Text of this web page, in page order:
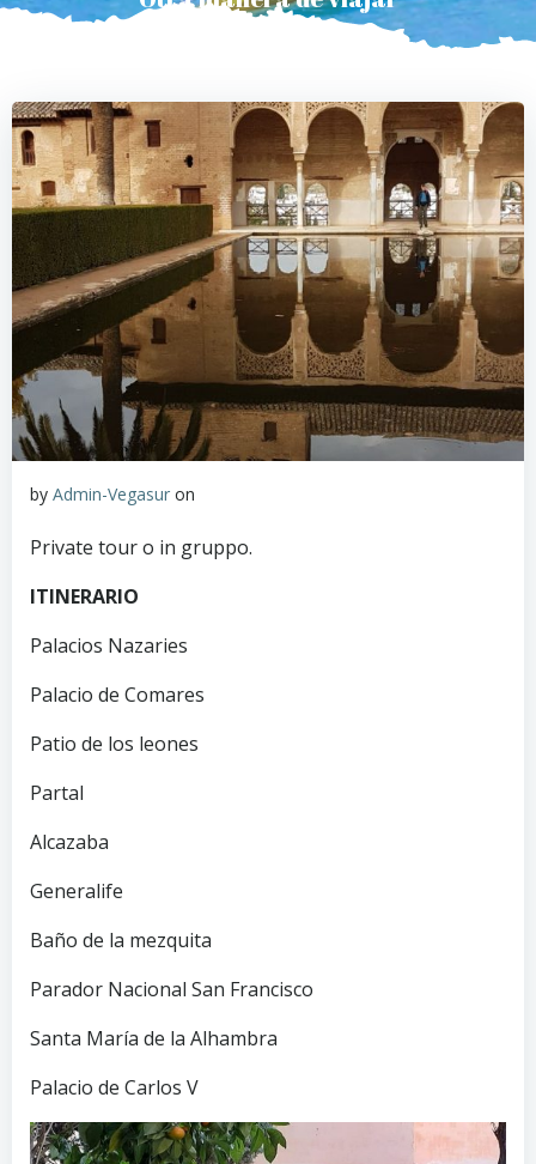
by Admin-Vegasur on
Private tour o in gruppo.
ITINERARIO
Palacios Nazaries
Palacio de Comares
Patio de los leones
Partal
Alcazaba
Generalife
Baño de la mezquita
Parador Nacional San Francisco
Santa María de la Alhambra
Palacio de Carlos V